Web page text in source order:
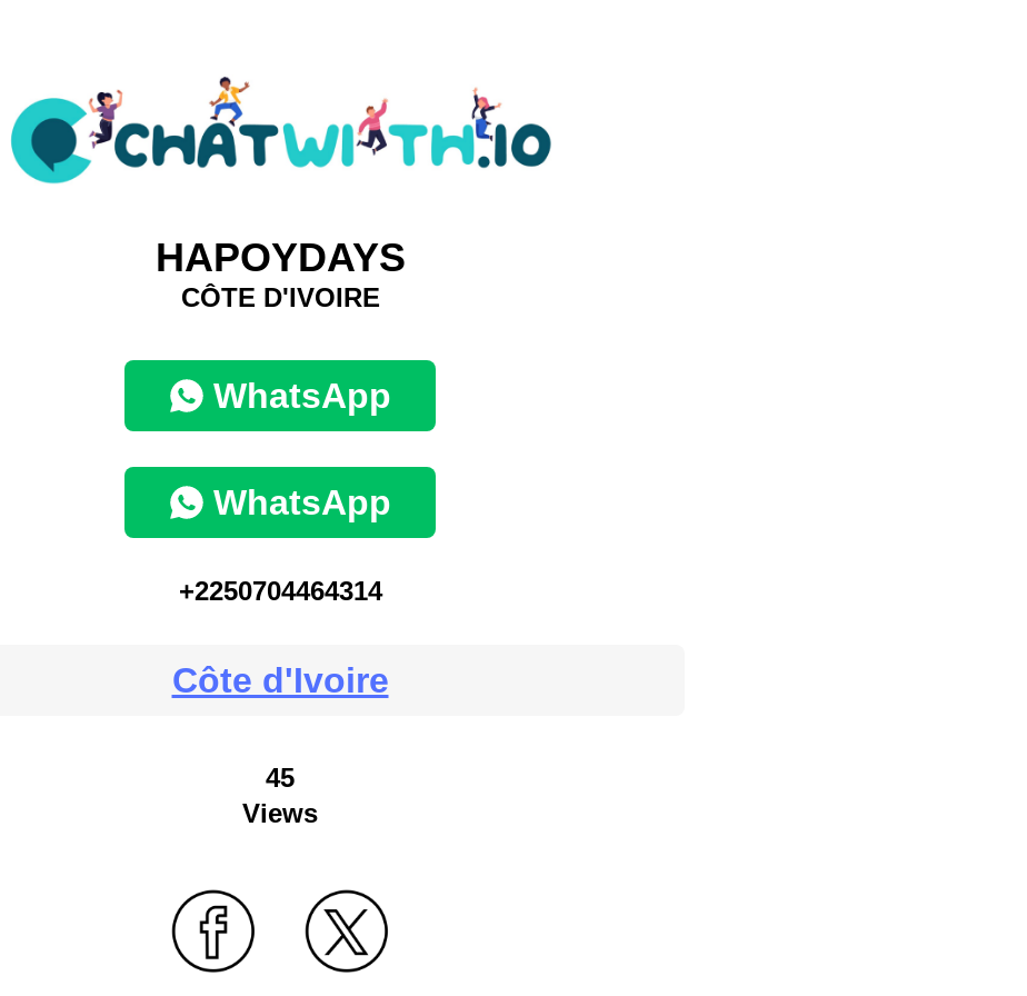
HAPOYDAYS
CÔTE D'IVOIRE
WhatsApp
WhatsApp
+2250704464314
Côte d'Ivoire
45
Views